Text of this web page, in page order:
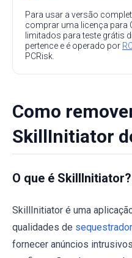
Para usar a versão
comprar uma licença para
limitados para teste grátis
pertence e é operado por
PCRisk.
Como
SkillInitiator
O que é SkillInitiator?
SkillInitiator é uma
qualidades de
fornecer anúncios